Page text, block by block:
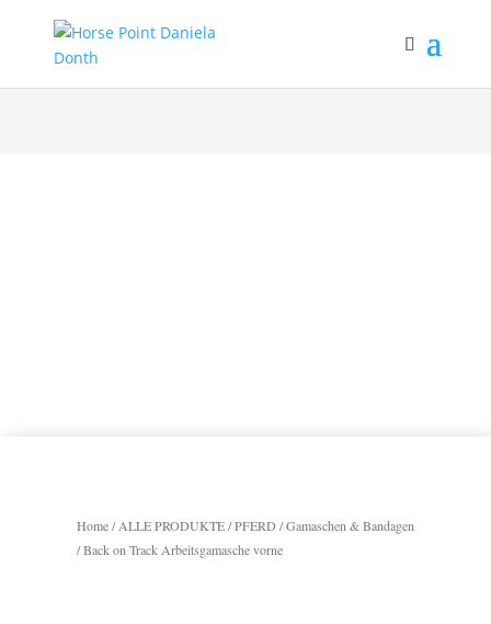
Home/ALLE PRODUKTE/PFERD /Gamaschen & Bandagen
/ Back on Track Arbeitsgamasche vorne